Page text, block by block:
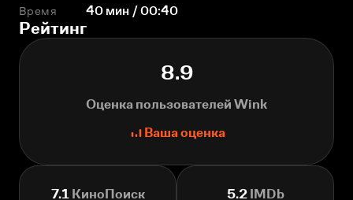
Время 40 мин / 00:40
Рейтинг
8.9
Оценка пользователей Wink
Ваша оценка
7.1КиноПоиск 5.2IMDb